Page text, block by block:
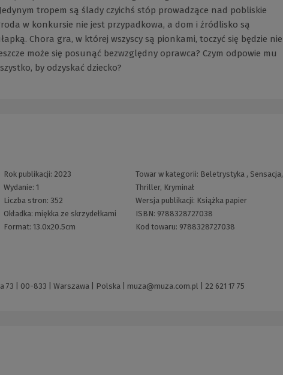
tropem są ślady czyichś stóp prowadzące nad pobliskie
w konkursie nie jest przypadkowa, a dom i źródlisko są
Chora gra, w której wszyscy są pionkami, toczyć się będzie nie
może się posunąć bezwzględny oprawca? Czym odpowie mu
by odzyskać dziecko?
Rok publikacji: 2023
Wydanie: 1
Liczba stron: 352
Okładka: miękka ze skrzydełkami
Format: 13.0x20.5cm
Towar w kategorii: Beletrystyka, Sensacja,
Thriller, Kryminał
Wersja publikacji: Książka papier
ISBN: 9788328727038
Kod towaru: 9788328727038
73 | 00-833 | Warszawa | Polska | muza@muza.com.pl 22 621 17 75